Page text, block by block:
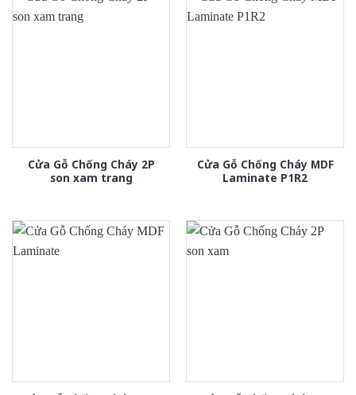
Cửa Gỗ Chống Cháy 2P
son xam trang
Cửa Gỗ Chống Cháy MDF
Laminate P1R2